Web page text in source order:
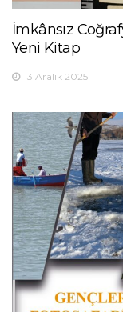
İmkânsız
Yeni Kitap
13 Aralık 2025